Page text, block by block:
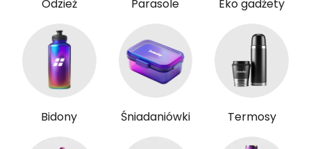
Odzież Parasole Eko gadżety
Bidony Śniadaniówki Termosy